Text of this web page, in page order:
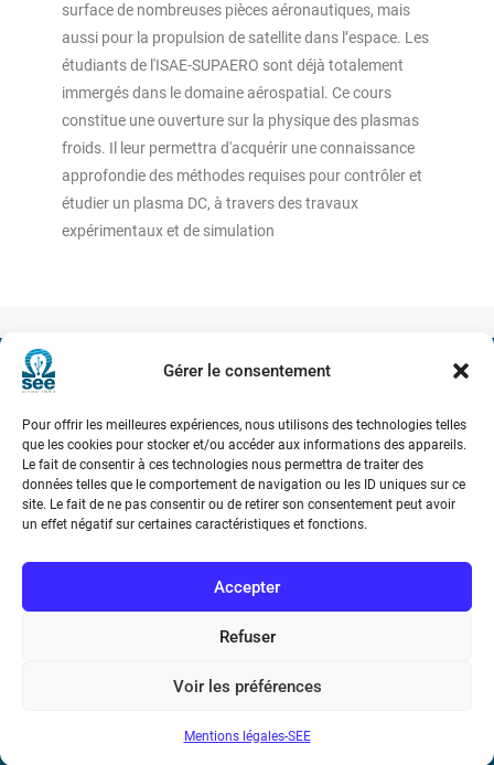
Gérer le consentement
Pour offrir les meilleures expériences, nous utilisons des technologies telles
que les cookies pour stocker et/ou accéder aux informations des appareils.
Le fait de consentir à ces technologies nous permettra de traiter des
données telles que le comportement de navigation ou les ID uniques sur ce
site. Le fait de ne pas consentir ou de retirer son consentement peut avoir
un effet négatif sur certaines caractéristiques et fonctions.
Accepter
Refuser
Voir les préférences
Mentions légales-SEE
surface de nombreuses pièces aéronautiques, mais
aussi pour la propulsion de satellite dans l’espace. Les
étudiants de l'ISAE-SUPAERO sont déjà totalement
immergés dans le domaine aérospatial. Ce cours
constitue une ouverture sur la physique des plasmas
froids. Il leur permettra d'acquérir une connaissance
approfondie des méthodes requises pour contrôler et
étudier un plasma DC, à travers des travaux
expérimentaux et de simulation
Bicentenaire des découvertes d’André-
Société de l’Electricité, de l’Electronique et des Technologies
de l’Information et de la Communication
17 rue de l’Amiral Hamelin75116 Paris
Métro : « Boissière » Ligne 6 et « Iéna » Ligne 9
communautaire : FR44 785 393 232